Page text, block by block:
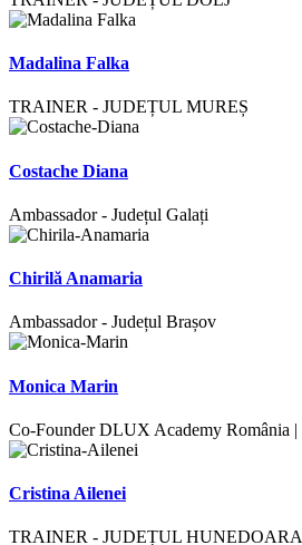
Madalina Falka
TRAINER - JUDEȚUL MUREȘ
Costache Diana
Ambassador - Județul Galați
Chirilă Anamaria
Ambassador - Județul Brașov
Monica Marin
Co-Founder DLUX Academy România |
Cristina Ailenei
TRAINER - JUDEȚUL HUNEDOARA